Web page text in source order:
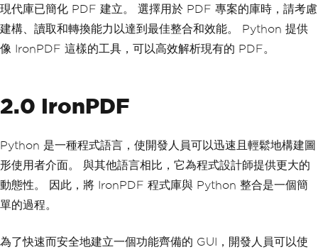
現代庫已簡化 PDF 建立。 選擇用於 PDF 專案的庫時，請考慮
建構、讀取和轉換能力以達到最佳整合和效能。 Python 提供
像 IronPDF 這樣的工具，可以高效解析現有的 PDF。
2.0 IronPDF
Python 是一種程式語言，使開發人員可以迅速且輕鬆地構建圖
形使用者介面。 與其他語言相比，它為程式設計師提供更大的
動態性。 因此，將 IronPDF 程式庫與 Python 整合是一個簡
單的過程。
為了快速而安全地建立一個功能齊備的 GUI，開發人員可以使